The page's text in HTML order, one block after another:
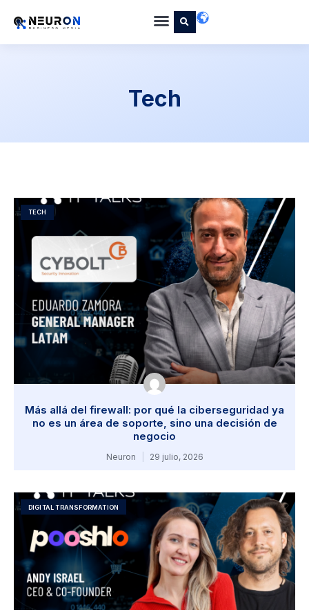
Tech
TECH
Más allá del firewall: por qué la ciberseguridad ya
no es un área de soporte, sino una decisión de
negocio
Neuron 29 julio, 2026
DIGITAL TRANSFORMATION